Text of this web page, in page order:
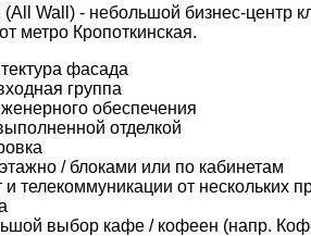
Wall) - небольшой бизнес-центр
метро Кропоткинская.
фасада
группа
обеспечения
отделкой
/ блоками или по кабинетам
телекоммуникации от нескольких
выбор кафе / кофеен (напр.